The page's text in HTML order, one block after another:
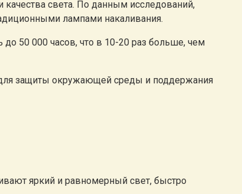
света. По данным исследований,
лампами накаливания.
50 000 часов, что в 10-20 раз больше, чем
для защиты окружающей среды и поддержания
яркий и равномерный свет, быстро